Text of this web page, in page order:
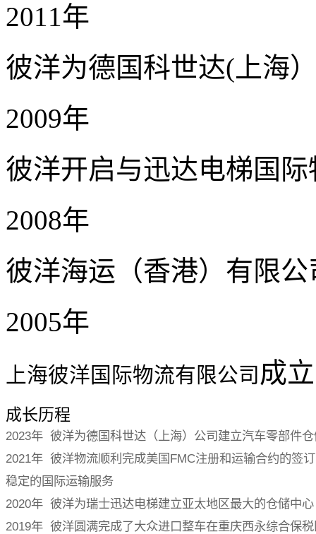
2011年
彼洋为德国科世达(上海
2009年
彼洋开启与迅达电梯国
2008年
彼洋海运（香港）有限公
2005年
上海彼洋国际物流有限公司 成立
成长历程
2023年 彼洋为德国科世达（上海）公司建立汽车零部件
2021年 彼洋物流顺利完成美国FMC注册和运输合约的签
稳定的国际运输服务
2020年 彼洋为瑞士迅达电梯建立亚太地区最大的仓储中心
2019年 彼洋圆满完成了大众进口整车在重庆西永综合保